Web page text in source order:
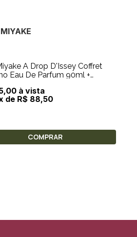
A Drop D'Issey Coffret
+
à vista
de R$ 88,50
COMPRAR